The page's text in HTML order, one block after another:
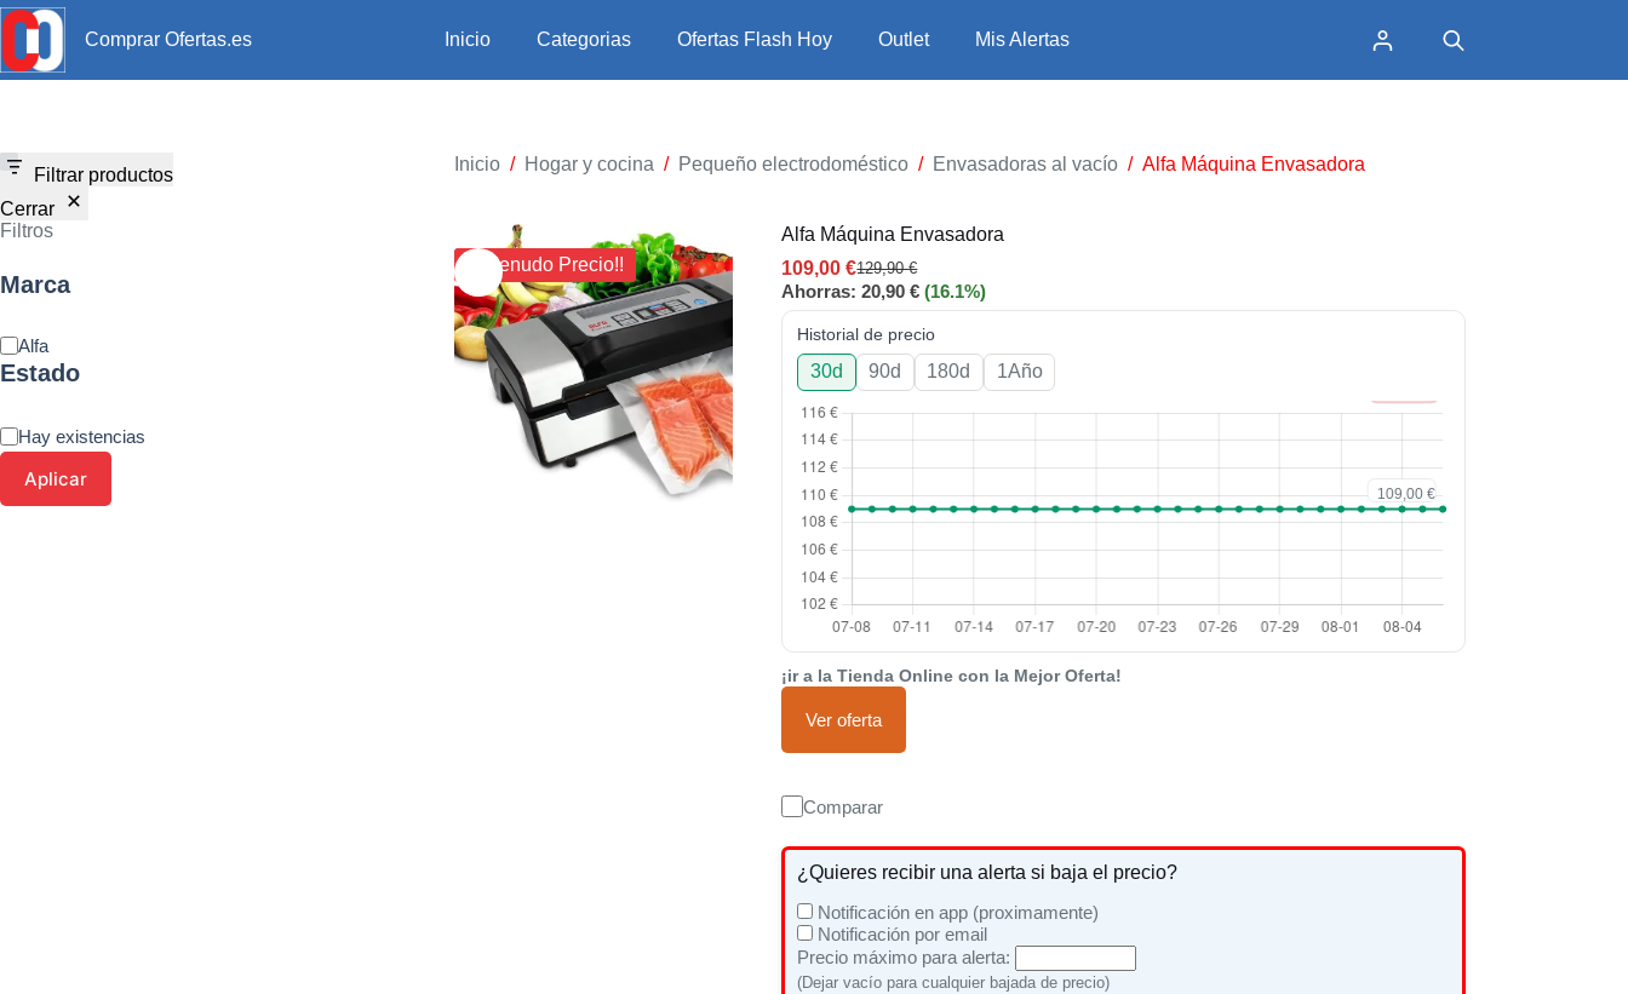
Comprar Ofertas.es Inicio Categorias Ofertas Flash Hoy Outlet Mis Alertas
Inicio / Hogar y cocina / Pequeño electrodoméstico / Envasadoras al vacío / Alfa Máquina Envasadora
¡¡ Menudo Precio!!
Alfa Máquina Envasadora
129,90€
109,00€
Ahorras: 20,90€ (16.1%)
Historial de precio
30d 90d 180d 1Año
¡ir a la Tienda Online con la Mejor Oferta!
Ver oferta
Comparar
¿Quieres recibir una alerta si baja el precio?
Notificación en app (proximamente)
Notificación por email
Precio máximo para alerta:
(Dejar vacío para cualquier bajada de precio)
Filtrar productos
Cerrar
Filtros
Marca
Alfa
Estado
Hay existencias
Aplicar